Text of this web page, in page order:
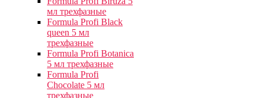
мл трехфазные
Formula Profi Black
queen 5 мл
трехфазные
Formula Profi Botanica
5 мл трехфазные
Formula Profi
Chocolate 5 мл
трехфазные